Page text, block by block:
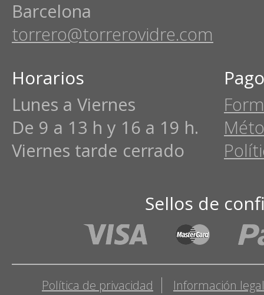
Barcelona
torrero@torrerovidre.com
Horarios
Lunes a Viernes
De 9 a 13 h y 16 a 19 h.
Viernes tarde cerrado
Sellos de
Política de privacidad
Información legal